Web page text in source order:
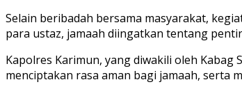
Selain beribadah bersama masyarakat,
para ustaz, jamaah diingatkan tentang
Kapolres Karimun, yang diwakili oleh
menciptakan rasa aman bagi jamaah, serta